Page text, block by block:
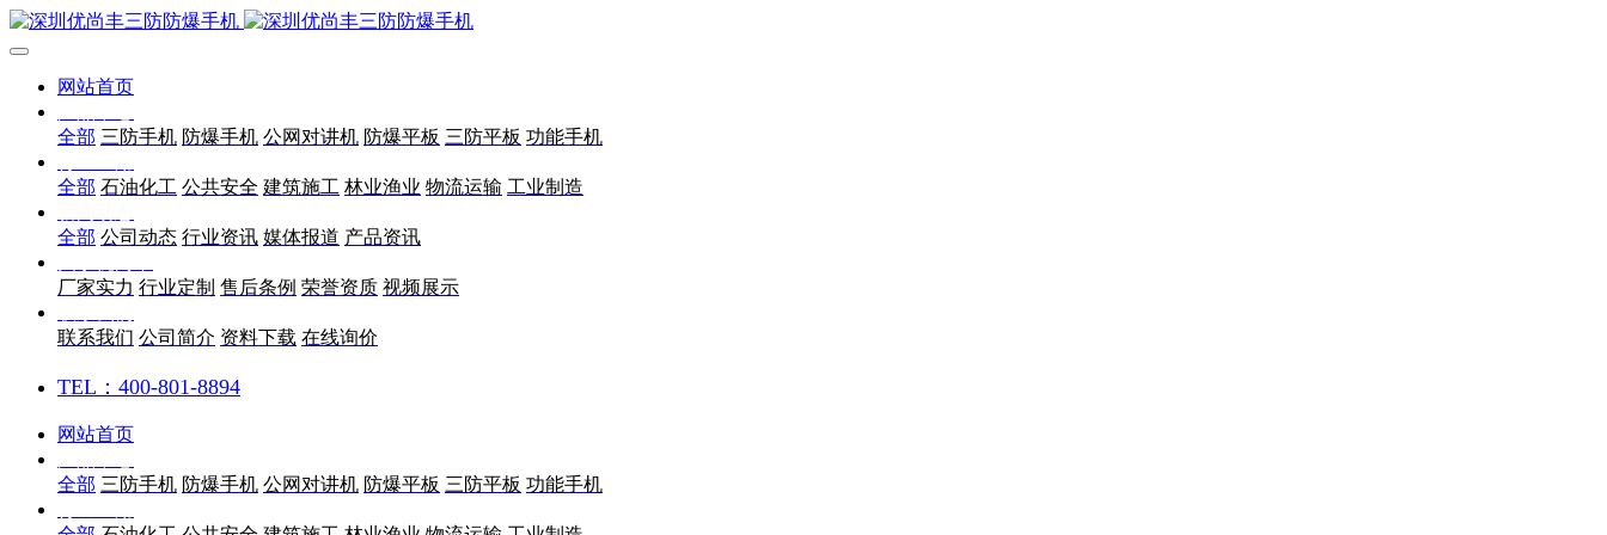
网站首页
全部 三防手机 防爆手机 公网对讲机 防爆平板 三防平板 功能手机
全部 石油化工 公共安全 建筑施工 林业渔业 物流运输 工业制造
全部 公司动态 行业资讯 媒体报道 产品资讯
厂家实力 行业定制 售后条例 荣誉资质 视频展示
联系我们 公司简介 资料下载 在线询价
TEL：400-801-8894
网站首页
全部 三防手机 防爆手机 公网对讲机 防爆平板 三防平板 功能手机